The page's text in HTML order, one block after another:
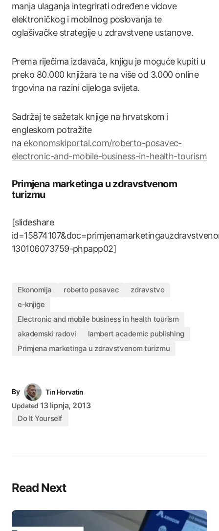
manja ulaganja integrirati određene vidove
elektroničkog i mobilnog poslovanja te
oglašivačke strategije u zdravstvene ustanove.
Prema riječima izdavača, knjigu je moguće kupiti u
preko 80.000 knjižara te na više od 3.000 online
trgovina na razini cijeloga svijeta.
Sadržaj te sažetak knjige na hrvatskom i
engleskom potražite
na ekonomskiportal.com/roberto-posavec-
electronic-and-mobile-business-in-health-tourism
Primjena marketinga u zdravstvenom
turizmu
[slideshare
130106073759-phpapp02]
Ekonomija roberto posavec
zdravstvo
e-knjige
Electronic and mobile business in health tourism
akademski radovi
lambert academic publishing
Primjena marketinga u zdravstvenom turizmu
By
Tin Horvatin
Updated 13 lipnja, 2013
Do It Yourself
Read Next